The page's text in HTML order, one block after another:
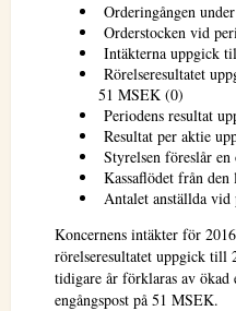
Orderingången
Orderstocken vid
Intäkterna uppgick
Rörelseresultatet
51 MSEK (0)
Periodens resultat
Resultat per aktie
Styrelsen föreslår
Kassaflödet från
Antalet anställda
Koncernens intäkter för
rörelseresultatet uppgick till
tidigare år förklaras av ökad
engångspost på 51 MSEK.